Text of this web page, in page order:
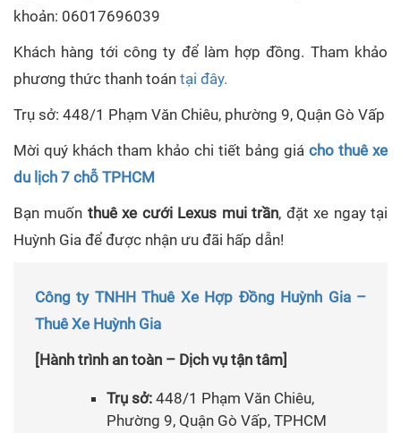
khoản: 06017696039
Khách hàng tới công ty để làm hợp đồng. Tham khảo
phương thức thanh toán tại đây.
Trụ sở: 448/1 Phạm Văn Chiêu, phường 9, Quận Gò Vấp
Mời quý khách tham khảo chi tiết bảng giá cho thuê xe
du lịch 7 chỗ TPHCM
Bạn muốn thuê xe cưới Lexus mui trần, đặt xe ngay tại
Huỳnh Gia để được nhận ưu đãi hấp dẫn!
Công ty TNHH Thuê Xe Hợp Đồng Huỳnh Gia –
Thuê Xe Huỳnh Gia
[Hành trình an toàn – Dịch vụ tận tâm]
Trụ sở: 448/1 Phạm Văn Chiêu,
Phường 9, Quận Gò Vấp, TPHCM